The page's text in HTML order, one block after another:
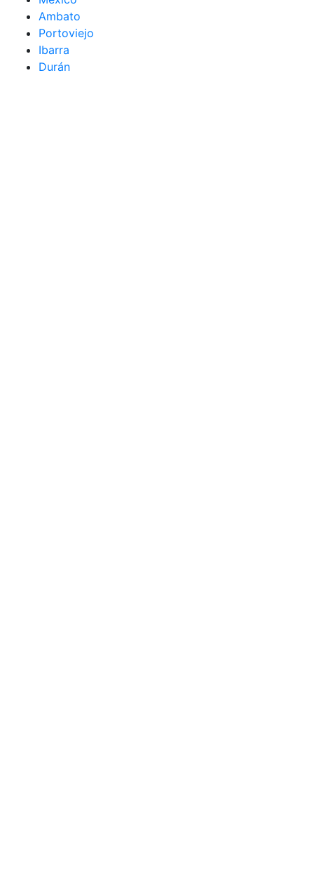
Ambato
Portoviejo
Ibarra
Durán